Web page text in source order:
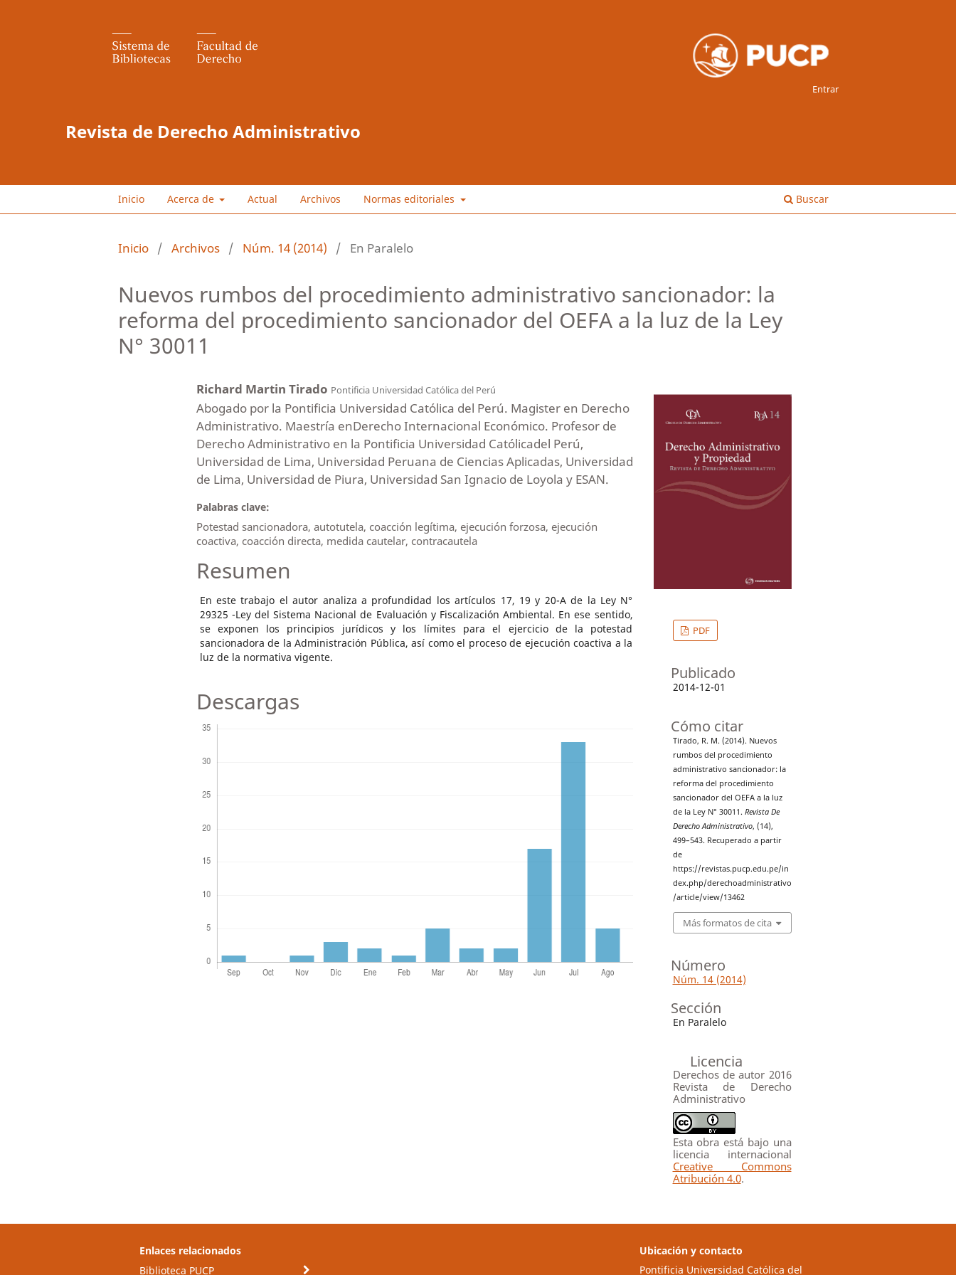
Revista de Derecho Administrativo
Inicio Acerca de Actual Archivos Normas editoriales Buscar
Entrar
Inicio / Archivos / Núm. 14 (2014) / En Paralelo
Nuevos rumbos del procedimiento administrativo sancionador: la
reforma del procedimiento sancionador del OEFA a la luz de la Ley
N° 30011
Richard Martin Tirado Pontificia Universidad Católica del Perú
Abogado por la Pontificia Universidad Católica del Perú. Magister en Derecho
Administrativo. Maestría enDerecho Internacional Económico. Profesor de
Derecho Administrativo en la Pontificia Universidad Católicadel Perú,
Universidad de Lima, Universidad Peruana de Ciencias Aplicadas, Universidad
de Lima, Universidad de Piura, Universidad San Ignacio de Loyola y ESAN.
Palabras clave:
Potestad sancionadora, autotutela, coacción legítima, ejecución forzosa, ejecución
coactiva, coacción directa, medida cautelar, contracautela
Resumen
En este trabajo el autor analiza a profundidad los artículos 17, 19 y 20-A de la Ley N°
29325 -Ley del Sistema Nacional de Evaluación y Fiscalización Ambiental. En ese sentido,
se exponen los principios jurídicos y los límites para el ejercicio de la potestad
sancionadora de la Administración Pública, así como el proceso de ejecución coactiva a la
luz de la normativa vigente.
Descargas
PDF
Publicado
2014-12-01
Cómo citar
Tirado, R. M. (2014). Nuevos
rumbos del procedimiento
administrativo sancionador: la
reforma del procedimiento
sancionador del OEFA a la luz
de la Ley N° 30011. Revista De
Derecho Administrativo, (14),
499–543. Recuperado a partir
de
https://revistas.pucp.edu.pe/in
dex.php/derechoadministrativo
/article/view/13462
Más formatos de cita
Número
Núm. 14 (2014)
Sección
En Paralelo
Licencia
Derechos de autor 2016
Revista de Derecho
Administrativo
Esta obra está bajo una
licencia internacional
Creative Commons
Atribución 4.0.
Enlaces relacionados
Biblioteca PUCP
Ubicación y contacto
Pontificia Universidad Católica del